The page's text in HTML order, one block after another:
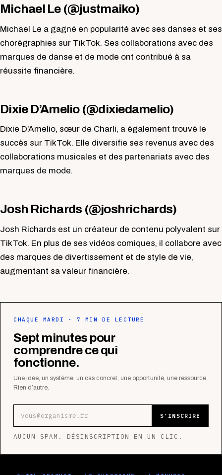
Michael Le (@justmaiko)
Michael Le a gagné en popularité avec ses danses et ses
chorégraphies sur TikTok. Ses collaborations avec des
marques de danse et de mode ont contribué à sa
réussite financière.
Dixie D’Amelio (@dixiedamelio)
Dixie D’Amelio, sœur de Charli, a également trouvé le
succès sur TikTok. Elle diversifie ses revenus avec des
collaborations musicales et des partenariats avec des
marques de mode.
Josh Richards (@joshrichards)
Josh Richards est un créateur de contenu polyvalent sur
TikTok. En plus de ses vidéos comiques, il collabore avec
des marques de divertissement et de style de vie,
augmentant sa valeur financière.
CHAQUE MARDI · 7 MIN DE LECTURE
Sept minutes pour
comprendre ce qui
fonctionne.
Une idée, un système, un cas concret, une opportunité, une ressource.
Rien d’autre.
S’INSCRIRE
AUCUN SPAM. DÉSINSCRIPTION EN UN CLIC.